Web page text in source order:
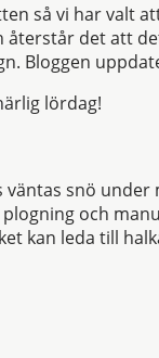
så vi har valt
återstår det att
Bloggen
lördag!
snö
och
kan leda till